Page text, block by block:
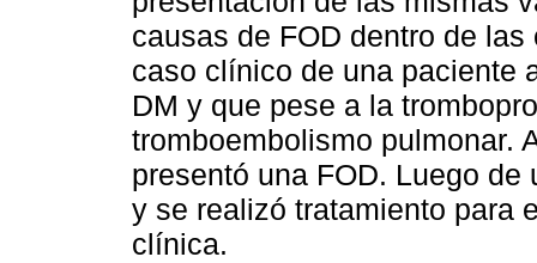
causas de FOD dentro de
caso clínico de una paciente
DM y que pese a la
tromboembolismo pulmonar.
presentó una FOD. Luego
y se realizó tratamiento para
clínica.